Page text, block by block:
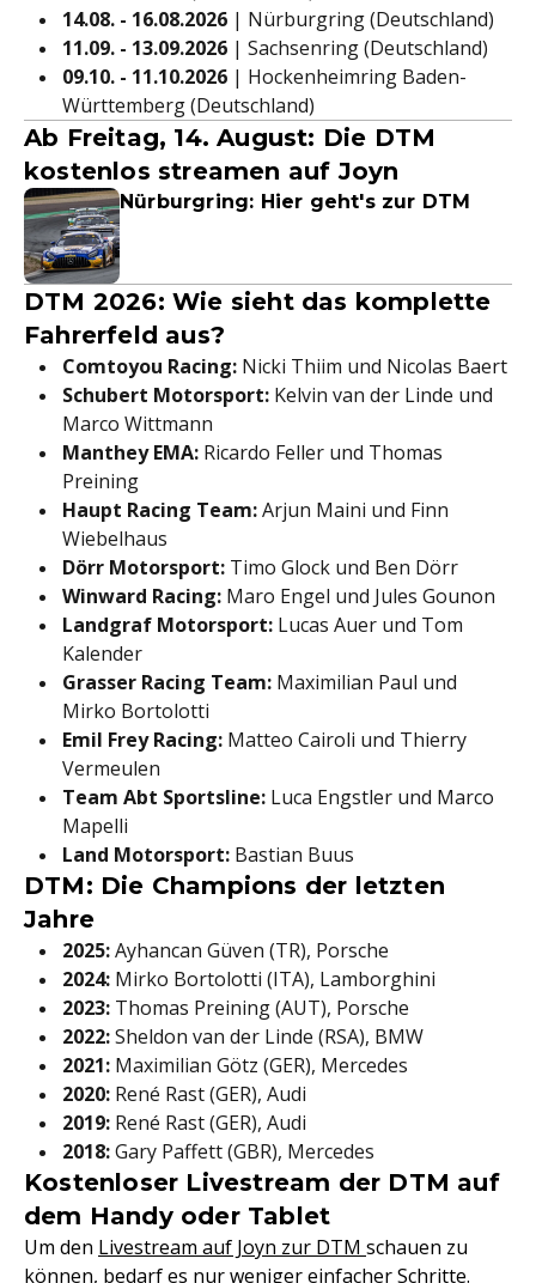
14.08. - 16.08.2026 | Nürburgring (Deutschland)
11.09. - 13.09.2026 | Sachsenring (Deutschland)
09.10. - 11.10.2026 | Hockenheimring Baden-
Württemberg (Deutschland)
Ab Freitag, 14. August: Die DTM
kostenlos streamen auf Joyn
Nürburgring: Hier geht's zur DTM
DTM 2026: Wie sieht das komplette
Fahrerfeld aus?
Comtoyou Racing: Nicki Thiim und Nicolas Baert
Schubert Motorsport: Kelvin van der Linde und
Marco Wittmann
Manthey EMA: Ricardo Feller und Thomas
Preining
Haupt Racing Team:Arjun Maini und Finn
Wiebelhaus
Dörr Motorsport: Timo Glock und Ben Dörr
Winward Racing: Maro Engel und Jules Gounon
Landgraf Motorsport: Lucas Auer und Tom
Kalender
Grasser Racing Team: Maximilian Paul und
Mirko Bortolotti
Emil Frey Racing: Matteo Cairoli und Thierry
Vermeulen
Team Abt Sportsline: Luca Engstler und Marco
Mapelli
Land Motorsport: Bastian Buus
DTM: Die Champions der letzten
Jahre
2025:Ayhancan Güven (TR), Porsche
2024: Mirko Bortolotti (ITA), Lamborghini
2023: Thomas Preining (AUT), Porsche
2022:Sheldon van der Linde (RSA), BMW
2021: Maximilian Götz (GER), Mercedes
2020: René Rast (GER), Audi
2019: René Rast (GER), Audi
2018:Gary Paffett (GBR), Mercedes
Kostenloser Livestream der DTM auf
dem Handy oder Tablet
Um den Livestream auf Joyn zur DTM schauen zu
können, bedarf es nur weniger einfacher Schritte.